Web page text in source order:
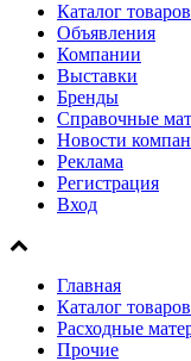
Каталог товаров
Объявления
Компании
Выставки
Бренды
Справочные
Новости
Реклама
Регистрация
Вход
Главная
Каталог товаров
Расходные
Прочие